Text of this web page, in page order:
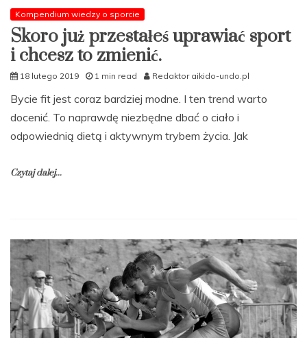
Kompendium wiedzy o sporcie
Skoro już przestałeś uprawiać sport
i chcesz to zmienić.
18 lutego 2019 1 min read Redaktor aikido-undo.pl
Bycie fit jest coraz bardziej modne. I ten trend warto
docenić. To naprawdę niezbędne dbać o ciało i
odpowiednią dietą i aktywnym trybem życia. Jak
Czytaj dalej...